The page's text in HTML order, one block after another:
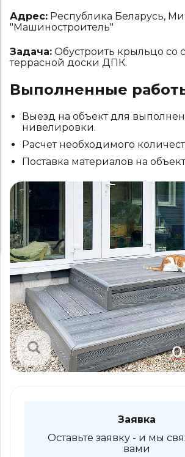
Адрес: Республика Беларусь,
"Машиностроитель"
Задача: Обустроить крыльцо со
террасной доски ДПК.
Выполненные
Выезд на объект для
нивелировки.
Расчет необходимого
Поставка материалов на
Заявка
Оставьте заявку - и мы
вами